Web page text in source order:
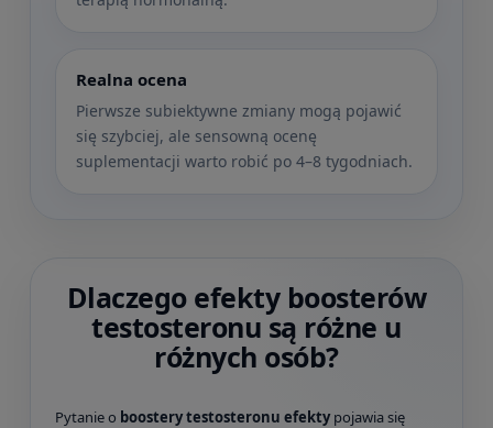
Realna ocena
Pierwsze subiektywne zmiany mogą pojawić
się szybciej, ale sensowną ocenę
suplementacji warto robić po 4–8 tygodniach.
Dlaczego efekty boosterów
testosteronu są różne u
różnych osób?
Pytanie o boostery testosteronu efektypojawia się